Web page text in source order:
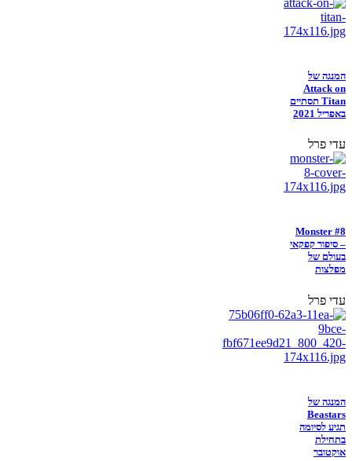
המנגה של
Attack on
Titan תסתיים
באפריל 2021
עדי פרל
Monster #8
– סיפור קפקאי
בעולם של
מפלצות
עדי פרל
המנגה של
Beastars
תגיע לסיומה
בתחילת
אוקטובר